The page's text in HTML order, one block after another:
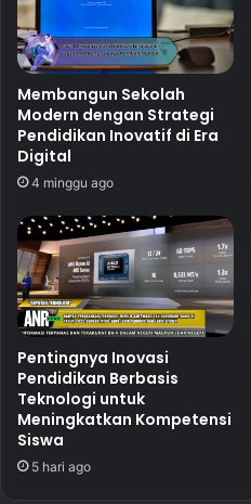
Membangun Sekolah
Modern dengan Strategi
Pendidikan Inovatif di Era
Digital
4 minggu ago
Pentingnya Inovasi
Pendidikan Berbasis
Teknologi untuk
Meningkatkan Kompetensi
Siswa
5 hari ago